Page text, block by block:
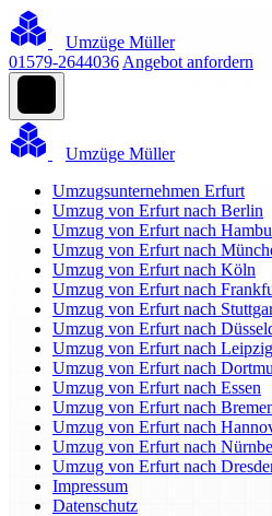
Umzüge Müller
01579-2644036 Angebot anfordern
Umzüge Müller
Umzugsunternehmen Erfurt
Umzug von Erfurt nach Berlin
Umzug von Erfurt nach
Umzug von Erfurt nach
Umzug von Erfurt nach Köln
Umzug von Erfurt nach
Umzug von Erfurt nach
Umzug von Erfurt nach
Umzug von Erfurt nach Leipzig
Umzug von Erfurt nach
Umzug von Erfurt nach Essen
Umzug von Erfurt nach
Umzug von Erfurt nach
Umzug von Erfurt nach
Umzug von Erfurt nach
Impressum
Datenschutz